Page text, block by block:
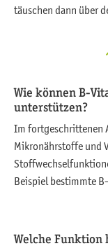
täuschen dann über
Wie können B-
unterstützen?
Im fortgeschrittenen
Mikronährstoffe und
Beispiel bestimmte
Welche Funktion